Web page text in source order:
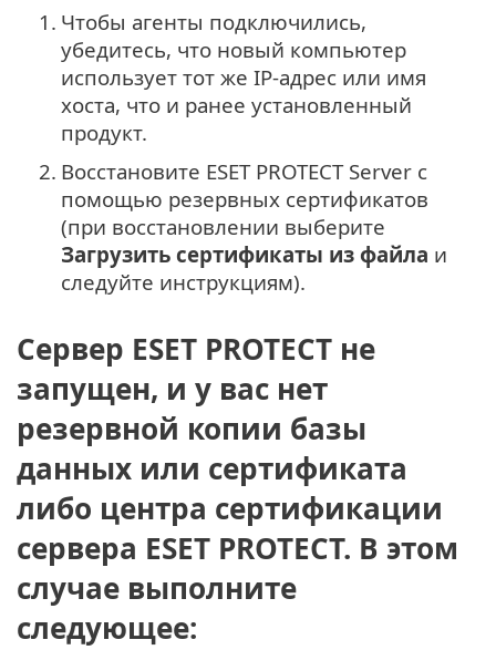
1. Чтобы агенты подключились,
убедитесь, что новый компьютер
использует тот же IP-адрес или имя
хоста, что и ранее установленный
продукт.
2. Восстановите ESET PROTECT Server с
помощью резервных сертификатов
(при восстановлении выберите
Загрузить сертификаты из файла и
следуйте инструкциям).
Сервер ESET PROTECT не
запущен, и у вас нет
резервной копии базы
данных или сертификата
либо центра сертификации
сервера ESET PROTECT. В этом
случае выполните
следующее: